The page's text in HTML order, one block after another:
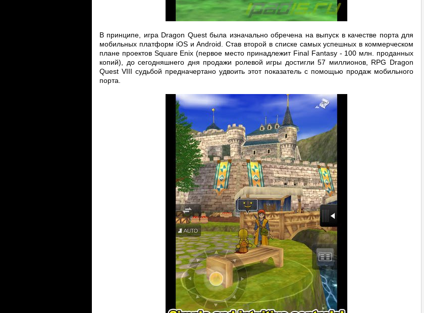
В принципе, игра Dragon Quest была изначально обречена на выпуск в качестве порта для
мобильных платформ iOS и Android. Став второй в списке самых успешных в коммерческом
плане проектов Square Enix (первое место принадлежит Final Fantasy - 100 млн. проданных
копий), до сегодняшнего дня продажи ролевой игры достигли 57 миллионов, RPG Dragon
Quest VIII судьбой предначертано удвоить этот показатель с помощью продаж мобильного
порта.